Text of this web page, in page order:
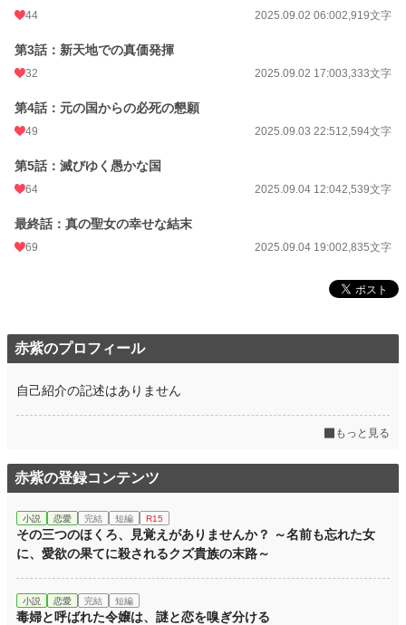
初回公開日時 2025.09.01 21:37
年間ポイント
累計ポイント 26,142 pt (62,513 位)
44 2025.09.02 06:002,919文字
第3話：新天地での真価発揮
32 2025.09.02 17:003,333文字
第4話：元の国からの必死の懇願
49 2025.09.03 22:512,594文字
第5話：滅びゆく愚かな国
64 2025.09.04 12:042,539文字
最終話：真の聖女の幸せな結末
69 2025.09.04 19:002,835文字
赤紫のプロフィール
自己紹介の記述はありません
もっと見る
赤紫の登録コンテンツ
小説 恋愛 完結 短編 R15
その三つのほくろ、見覚えがありませんか？ ～名前も忘れた女
に、愛欲の果てに殺されるクズ貴族の末路～
小説 恋愛 完結 短編
毒婦と呼ばれた令嬢は、謎と恋を嗅ぎ分ける